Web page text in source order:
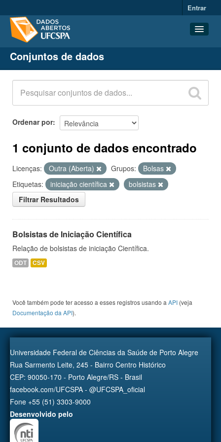
Entrar
Conjuntos de dados
Organizações
Grupos
Sobre
Conjuntos de dados
Ordenar por
1 conjunto de dados encontrado
Licenças: Outra (Aberta) Grupos:
Bolsas
Etiquetas:
iniciação científica
bolsistas
Filtrar Resultados
Bolsistas de Iniciação Científica
Relação de bolsistas de iniciação Científica.
ODT CSV
Você também pode ter acesso a esses registros usando a API (veja
Documentação da API).
Universidade Federal de Ciências da Saúde de Porto Alegre
Rua Sarmento Leite, 245 - Bairro Centro Histórico
CEP: 90050-170 - Porto Alegre/RS - Brasil
facebook.com/UFCSPA - @UFCSPA_oficial
Fone +55 (51) 3303-9000
Desenvolvido pelo